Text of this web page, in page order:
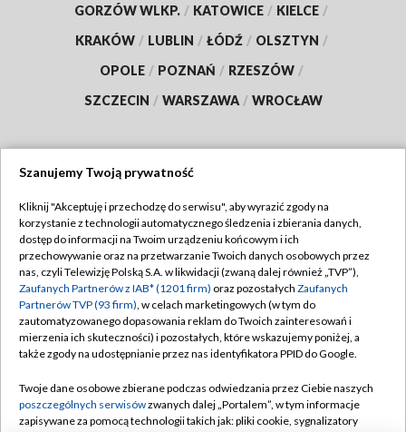
GORZÓW WLKP. / KATOWICE / KIELCE /
KRAKÓW / LUBLIN / ŁÓDŹ / OLSZTYN /
OPOLE / POZNAŃ / RZESZÓW /
SZCZECIN / WARSZAWA / WROCŁAW
TVP
Abonament TVP
Emisja w TVP
Centrum informacji TVP
Naziemna Telewizja Cyfrowa
Rada Programowa
Regulamin TVP
Polityka prywatności
Moje zgody
Pomoc
Kontakt
Szanujemy Twoją prywatność
Kliknij "Akceptuję i przechodzę do serwisu", aby wyrazić zgody na
korzystanie z technologii automatycznego śledzenia i zbierania danych,
dostęp do informacji na Twoim urządzeniu końcowym i ich
przechowywanie oraz na przetwarzanie Twoich danych osobowych przez
nas, czyli Telewizję Polską S.A. w likwidacji (zwaną dalej również „TVP”),
Zaufanych Partnerów z IAB* (1201 firm) oraz pozostałych Zaufanych
Partnerów TVP (93 firm), w celach marketingowych (w tym do
zautomatyzowanego dopasowania reklam do Twoich zainteresowań i
mierzenia ich skuteczności) i pozostałych, które wskazujemy poniżej, a
także zgody na udostępnianie przez nas identyfikatora PPID do Google.
Twoje dane osobowe zbierane podczas odwiedzania przez Ciebie naszych
poszczególnych serwisówzwanych dalej „Portalem”, w tym informacje
zapisywane za pomocą technologii takich jak: pliki cookie, sygnalizatory